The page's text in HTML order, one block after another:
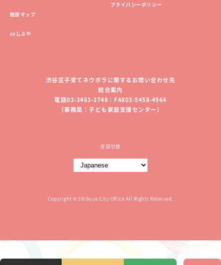
施設マップ
coしぶや
プライバシーポリシー
渋谷区子育てネウボラに関するお問い合わせ先
総合案内
電話03-3463-3748｜FAX03-5458-4964
（事務局：子ども家庭支援センター）
言語切替
Copyright © Shibuya City Office All Rights Reserved.